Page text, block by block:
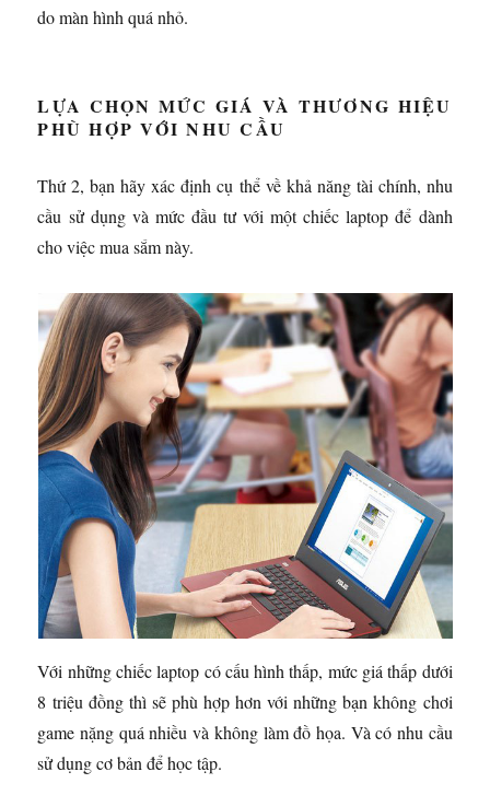
do màn hình quá nhỏ.
LỰA CHỌN MỨC GIÁ VÀ THƯƠNG HIỆU
PHÙ HỢP VỚI NHU CẦU
Thứ 2, bạn hãy xác định cụ thể về khả năng tài chính, nhu
cầu sử dụng và mức đầu tư với một chiếc laptop để dành
cho việc mua sắm này.
Với những chiếc laptop có cấu hình thấp, mức giá thấp dưới
8 triệu đồng thì sẽ phù hợp hơn với những bạn không chơi
game nặng quá nhiều và không làm đồ họa. Và có nhu cầu
sử dụng cơ bản để học tập.